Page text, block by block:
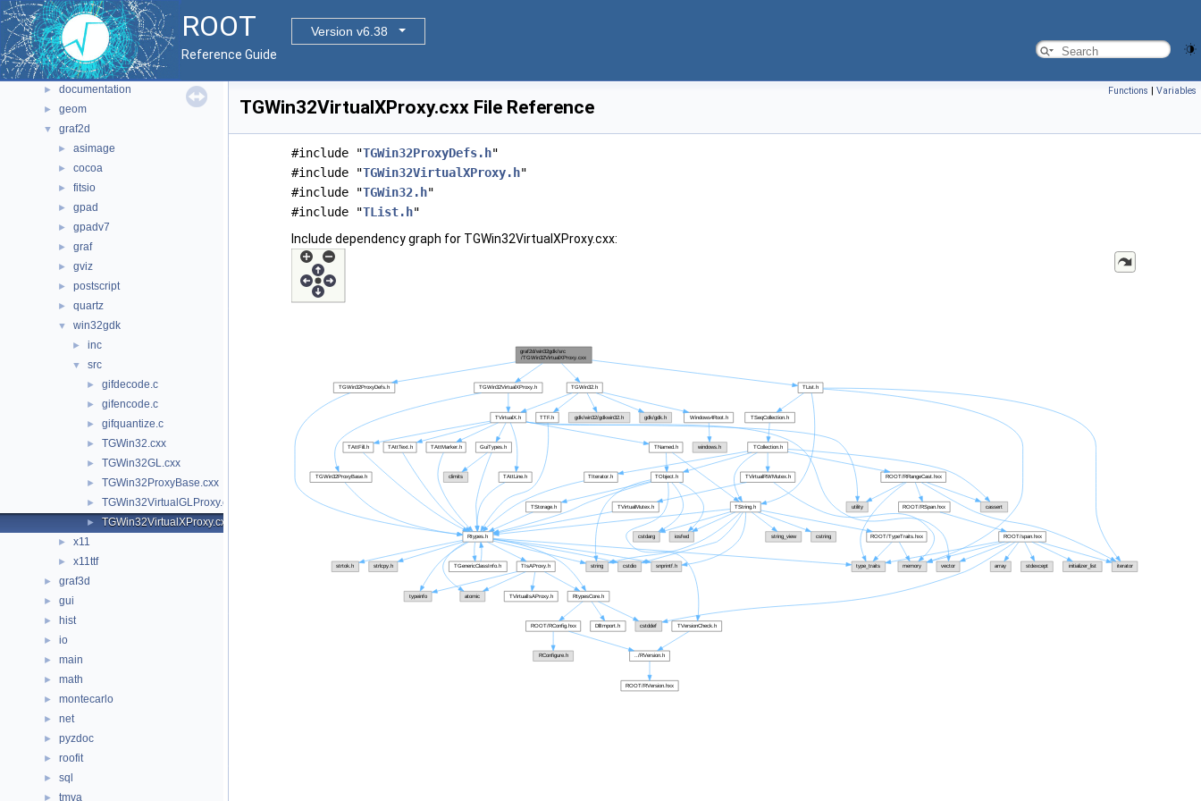
ROOT
Version v6.38
Reference Guide
▼ Files
▼ File List
► bindings
► core
► documentation
► geom
▼ graf2d
► asimage
► cocoa
► fitsio
► gpad
► gpadv7
► graf
► gviz
► postscript
► quartz
▼ win32gdk
► inc
▼ src
► gifdecode.c
► gifencode.c
► gifquantize.c
► TGWin32.cxx
► TGWin32GL.cxx
► TGWin32ProxyBase.cxx
► TGWin32VirtualGLProxy.cxx
► TGWin32VirtualXProxy.cxx
► x11
► x11ttf
► graf3d
► gui
► hist
► io
► main
► math
► montecarlo
► net
► pyzdoc
► roofit
► sql
► tmva
Functions | Variables
TGWin32VirtualXProxy.cxx File Reference
#include "TGWin32ProxyDefs.h"
#include "TGWin32VirtualXProxy.h"
#include "TGWin32.h"
#include "TList.h"
Include dependency graph for TGWin32VirtualXProxy.cxx: